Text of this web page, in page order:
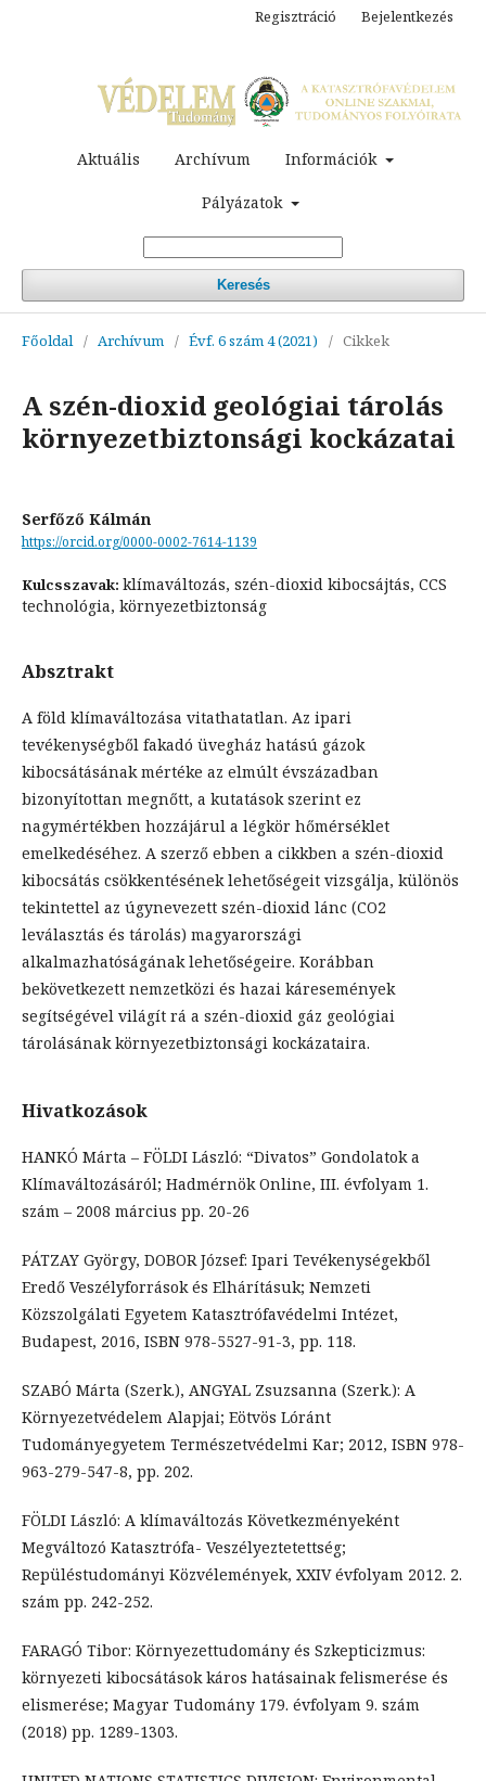
Aktuális Archívum Információk
Pályázatok
Keresés
Regisztráció Bejelentkezés
Főoldal / Archívum / Évf. 6 szám 4 (2021) / Cikkek
A szén-dioxid geológiai tárolás
környezetbiztonsági kockázatai
Serfőző Kálmán
https://orcid.org/0000-0002-7614-1139
Kulcsszavak: klímaváltozás, szén-dioxid kibocsájtás, CCS
technológia, környezetbiztonság
Absztrakt
A föld klímaváltozása vitathatatlan. Az ipari
tevékenységből fakadó üvegház hatású gázok
kibocsátásának mértéke az elmúlt évszázadban
bizonyítottan megnőtt, a kutatások szerint ez
nagymértékben hozzájárul a légkör hőmérséklet
emelkedéséhez. A szerző ebben a cikkben a szén-dioxid
kibocsátás csökkentésének lehetőségeit vizsgálja, különös
tekintettel az úgynevezett szén-dioxid lánc (CO2
leválasztás és tárolás) magyarországi
alkalmazhatóságának lehetőségeire. Korábban
bekövetkezett nemzetközi és hazai káresemények
segítségével világít rá a szén-dioxid gáz geológiai
tárolásának környezetbiztonsági kockázataira.
Hivatkozások
HANKÓ Márta – FÖLDI László: “Divatos” Gondolatok a
Klímaváltozásáról; Hadmérnök Online, III. évfolyam 1.
szám – 2008 március pp. 20-26
PÁTZAY György, DOBOR József: Ipari Tevékenységekből
Eredő Veszélyforrások és Elhárításuk; Nemzeti
Közszolgálati Egyetem Katasztrófavédelmi Intézet,
Budapest, 2016, ISBN 978-5527-91-3, pp. 118.
SZABÓ Márta (Szerk.), ANGYAL Zsuzsanna (Szerk.): A
Környezetvédelem Alapjai; Eötvös Lóránt
Tudományegyetem Természetvédelmi Kar; 2012, ISBN 978-
963-279-547-8, pp. 202.
FÖLDI László: A klímaváltozás Következményeként
Megváltozó Katasztrófa- Veszélyeztetettség;
Repüléstudományi Közvélemények, XXIV évfolyam 2012. 2.
szám pp. 242-252.
FARAGÓ Tibor: Környezettudomány és Szkepticizmus:
környezeti kibocsátások káros hatásainak felismerése és
elismerése; Magyar Tudomány 179. évfolyam 9. szám
(2018) pp. 1289-1303.